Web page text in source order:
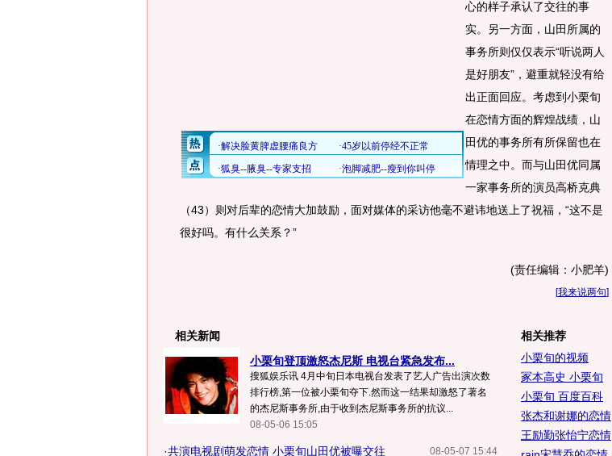
心的样子承认了交往的事
实。另一方面，山田所属的
事务所则仅仅表示“听说两人
是好朋友”，避重就轻没有给
出正面回应。考虑到小栗旬
在恋情方面的辉煌战绩，山
田优的事务所有所保留也在
情理之中。而与山田优同属
一家事务所的演员高桥克典
（43）则对后辈的恋情大加鼓励，面对媒体的采访他毫不避讳地送上了祝福，“这不是
很好吗。有什么关系？”
(责任编辑：小肥羊)
[我来说两句]
相关新闻
小栗旬登顶激怒杰尼斯 电视台紧急发布...
搜狐娱乐讯 4月中旬日本电视台发表了艺人广告出演次数
排行榜,第一位被小栗旬夺下.然而这一结果却激怒了著名
的杰尼斯事务所,由于收到杰尼斯事务所的抗议...
08-05-06 15:05
08-05-07 15:44
·共演电视剧萌发恋情 小栗旬山田优被曝交往
相关推荐
小栗旬的视频
冢本高史 小栗旬
小栗旬 百度百科
张杰和谢娜的恋情
王励勤张怡宁恋情